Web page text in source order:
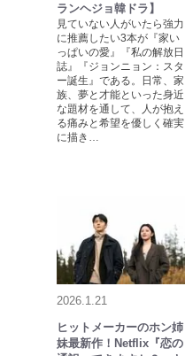
ランヘジョ韓ドラ】
見ていない人がいたら強力
に推薦したい3本が『家い
っぱいの愛』『私の解放日
誌』『ジョンニョン：スタ
ー誕生』である。日常、家
族、夢と才能といった身近
な題材を通して、人が抱え
る痛みと希望を優しく確実
に描き…
2026.1.21
ヒットメーカーのホン姉
妹最新作！Netflix『恋の